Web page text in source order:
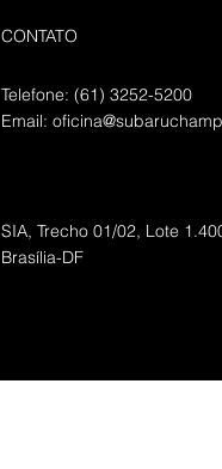
CONTATO
Telefone: (61) 3252-5200
Email:
SIA, Trecho 01/02, Lote
Brasília-DF